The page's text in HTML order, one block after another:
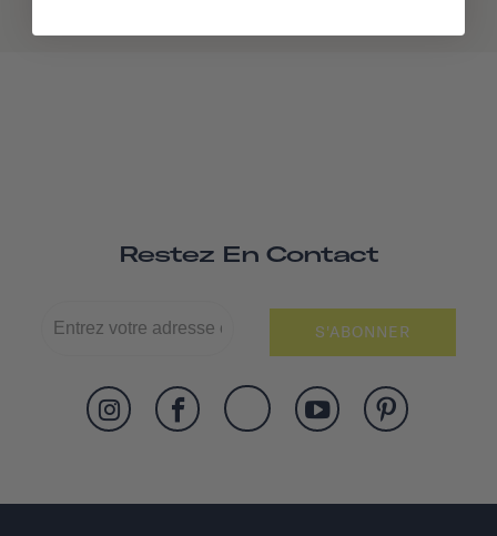
Restez En Contact
S'ABONNER